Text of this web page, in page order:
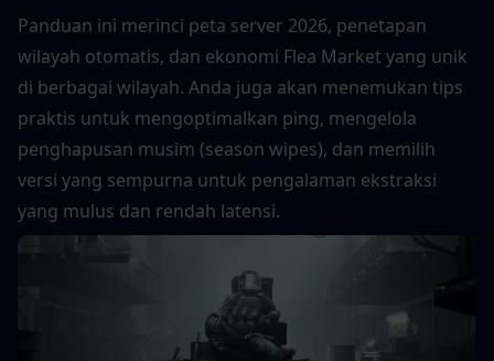
Panduan ini merinci peta server 2026, penetapan
wilayah otomatis, dan ekonomi Flea Market yang unik
di berbagai wilayah. Anda juga akan menemukan tips
praktis untuk mengoptimalkan ping, mengelola
penghapusan musim (season wipes), dan memilih
versi yang sempurna untuk pengalaman ekstraksi
yang mulus dan rendah latensi.